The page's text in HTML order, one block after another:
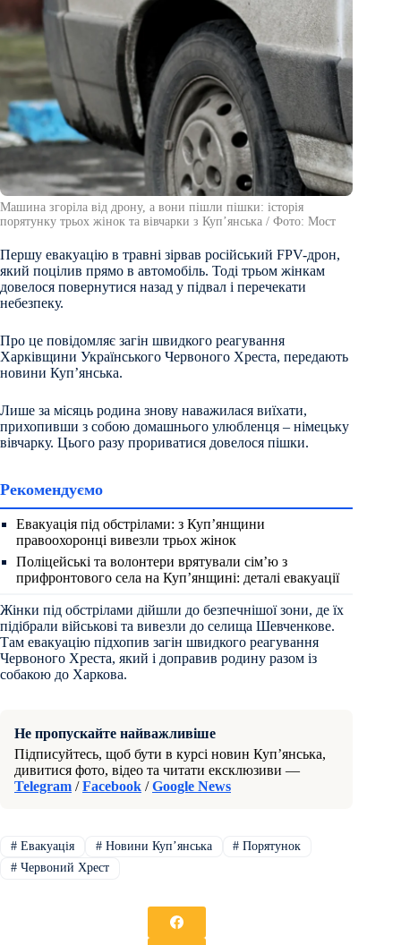
Машина згоріла від дрону, а вони пішли пішки: історія
порятунку трьох жінок та вівчарки з Куп’янська / Фото: Мост
Першу евакуацію в травні зірвав російський FPV-дрон,
який поцілив прямо в автомобіль. Тоді трьом жінкам
довелося повернутися назад у підвал і перечекати
небезпеку.
Про це повідомляє загін швидкого реагування
Харківщини Українського Червоного Хреста, передають
новини Куп’янська.
Лише за місяць родина знову наважилася виїхати,
прихопивши з собою домашнього улюбленця – німецьку
вівчарку. Цього разу прориватися довелося пішки.
Рекомендуємо
Евакуація під обстрілами: з Куп’янщини
правоохоронці вивезли трьох жінок
Поліцейські та волонтери врятували сім’ю з
прифронтового села на Куп’янщині: деталі евакуації
Жінки під обстрілами дійшли до безпечнішої зони, де їх
підібрали військові та вивезли до селища Шевченкове.
Там евакуацію підхопив загін швидкого реагування
Червоного Хреста, який і доправив родину разом із
собакою до Харкова.
Не пропускайте найважливіше
Підписуйтесь, щоб бути в курсі новин Куп’янська,
дивитися фото, відео та читати ексклюзиви —
Telegram /Facebook /Google News
#Евакуація #Новини Купʼянська # Порятунок
#Червоний Хрест